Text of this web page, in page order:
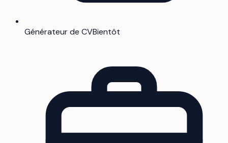
Générateur de CVBientôt